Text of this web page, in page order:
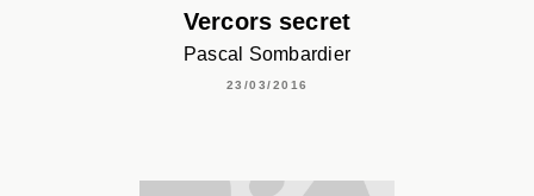
Vercors secret
Pascal Sombardier
23/03/2016